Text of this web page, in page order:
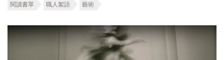
閱讀書單 職人絮語 藝術